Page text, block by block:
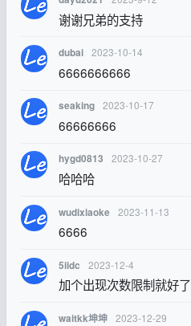
谢谢兄弟的支持
dubai 2023-10-14
6666666666
seaking 2023-10-17
66666666
hygd0813 2023-10-27
哈哈哈
wudixiaoke 2023-11-13
6666
5iidc 2023-12-4
加个出现次数限制就好了
waitkk坤坤 2023-12-29